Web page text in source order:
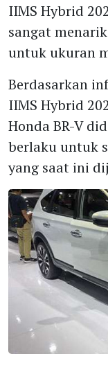
IIMS Hybrid
sangat
untuk ukuran
Berdasarkan
IIMS Hybrid
Honda BR-V
berlaku untuk
yang saat ini